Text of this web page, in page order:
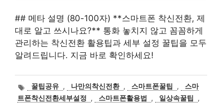
## 메타 설명 (80-100자) **스마트폰 착신전환, 제
대로 알고 쓰시나요?** 통화 놓치지 않고 꼼꼼하게
관리하는 착신전환 활용팁과 세부 설정 꿀팁을 모두
알려드립니다. 지금 바로 확인하세요!
태
그
꿀팁공유 , 나만의착신전환 , 스마트폰꿀팁 ,
스마
트폰착신전환세부설정
, 스마트폰활용법 , 일상속꿀팁
,